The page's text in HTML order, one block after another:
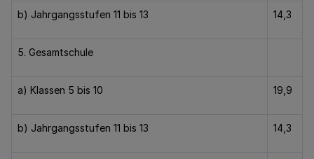
b) Jahrgangsstufen 11 bis 13 14,3
5. Gesamtschule
a) Klassen 5 bis 10 19,9
b) Jahrgangsstufen 11 bis 13 14,3